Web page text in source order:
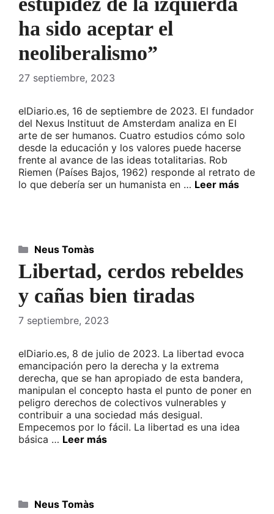
ha sido aceptar el
neoliberalismo”
27 septiembre, 2023
elDiario.es, 16 de septiembre de 2023. El fundador
del Nexus Instituut de Amsterdam analiza en El
arte de ser humanos. Cuatro estudios cómo solo
desde la educación y los valores puede hacerse
frente al avance de las ideas totalitarias. Rob
Riemen (Países Bajos, 1962) responde al retrato de
lo que debería ser un humanista en … Leer más
Libertad, cerdos rebeldes
y cañas bien tiradas
7 septiembre, 2023
elDiario.es, 8 de julio de 2023. La libertad evoca
emancipación pero la derecha y la extrema
derecha, que se han apropiado de esta bandera,
manipulan el concepto hasta el punto de poner en
peligro derechos de colectivos vulnerables y
contribuir a una sociedad más desigual.
Empecemos por lo fácil. La libertad es una idea
básica … Leer más
Categorías
Neus Tomàs
Categorías
Neus Tomàs